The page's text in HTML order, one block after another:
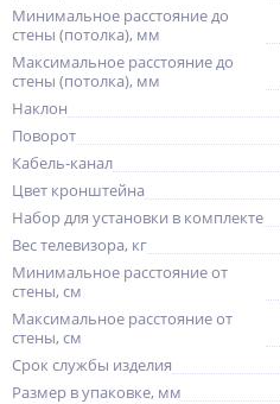
Минимальное расстояние до
стены (потолка), мм
Максимальное расстояние до
стены (потолка), мм
Наклон
Поворот
Кабель-канал
Цвет кронштейна
Набор для установки в комплекте
Вес телевизора, кг
Минимальное расстояние от
стены, см
Максимальное расстояние от
стены, см
Срок службы изделия
Размер в упаковке, мм